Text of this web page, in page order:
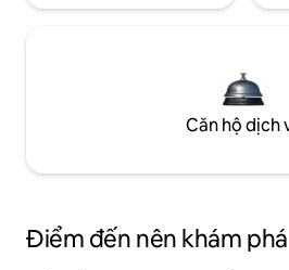
Căn hộ dịch
Điểm đến nên khám phá